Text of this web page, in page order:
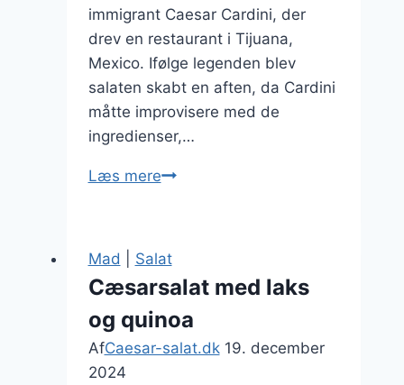
immigrant Caesar Cardini, der
drev en restaurant i Tijuana,
Mexico. Ifølge legenden blev
salaten skabt en aften, da Cardini
måtte improvisere med de
ingredienser,…
Læs mereCæsarsalat
til
frokost
Mad Salat
Cæsarsalat med laks
og quinoa
AfCaesar-salat.dk 19. december
2024